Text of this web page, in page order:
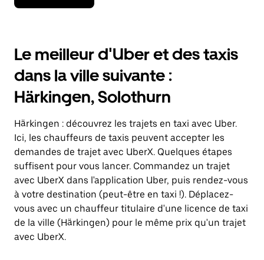
la
bas
pour
ouvrir
le
calendrier
et
une
date.
Appuyez
sur
la
touche
Échap
pour
fermer
le
calendrier.
Le meilleur d'Uber et des taxis
dans la ville suivante :
Härkingen, Solothurn
Härkingen : découvrez les trajets en taxi avec Uber.
Ici, les chauffeurs de taxis peuvent accepter les
demandes de trajet avec UberX. Quelques étapes
suffisent pour vous lancer. Commandez un trajet
avec UberX dans l'application Uber, puis rendez-vous
à votre destination (peut-être en taxi !). Déplacez-
vous avec un chauffeur titulaire d'une licence de taxi
de la ville (Härkingen) pour le même prix qu'un trajet
avec UberX.